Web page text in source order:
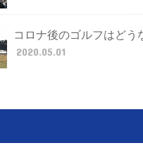
コロナ後のゴルフはどう
2020.05.01